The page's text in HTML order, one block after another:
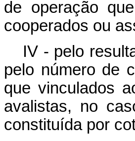
de operação
cooperados ou
IV - pelo
pelo número de
que vinculados
avalistas, no
constituída por